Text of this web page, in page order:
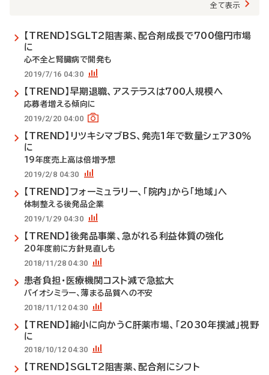
全て表示
【TREND】SGLT2阻害薬、配合剤成長で700億円市場
に
心不全と腎臓病で開発も
2019/7/16 04:30
【TREND】早期退職、アステラスは700人規模へ
応募者増える傾向に
2019/2/20 04:00
【TREND】リツキシマブBS、発売1年で数量シェア30％
に
19年度売上高は倍増予想
2019/2/8 04:30
【TREND】フォーミュラリー、「院内」から「地域」へ
体制整える後発品企業
2019/1/29 04:30
【TREND】後発品事業、急がれる利益体質の強化
20年度前に方針見直しも
2018/11/28 04:30
患者負担・医療機関コスト減で急拡大
バイオシミラー、薄まる品質への不安
2018/11/12 04:30
【TREND】縮小に向かうC肝薬市場、「2030年撲滅」視野
に
2018/10/12 04:30
【TREND】SGLT2阻害薬、配合剤にシフト